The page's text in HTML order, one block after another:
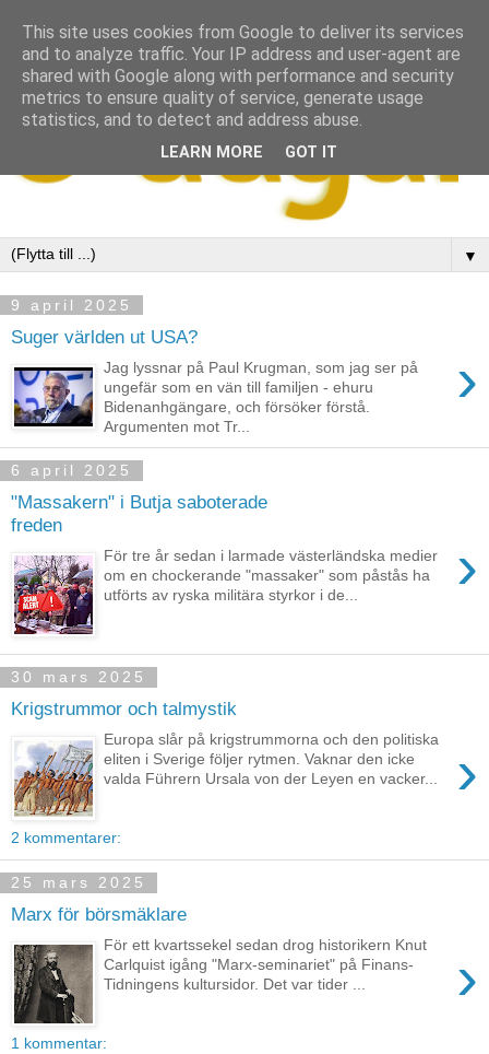
▼
9 april 2025
Suger världen ut USA?
›
Jag lyssnar på Paul Krugman, som jag ser på
ungefär som en vän till familjen - ehuru
Bidenanhgängare, och försöker förstå.
Argumenten mot Tr...
6 april 2025
"Massakern" i Butja saboterade
freden
›
För tre år sedan i larmade västerländska medier
om en chockerande "massaker" som påstås ha
utförts av ryska militära styrkor i de...
30 mars 2025
Krigstrummor och talmystik
›
Europa slår på krigstrummorna och den politiska
eliten i Sverige följer rytmen. Vaknar den icke
valda Führern Ursala von der Leyen en vacker...
2 kommentarer:
25 mars 2025
Marx för börsmäklare
›
För ett kvartssekel sedan drog historikern Knut
Carlquist igång "Marx-seminariet" på Finans-
Tidningens kultursidor. Det var tider ...
1 kommentar:
This site uses cookies from Google to deliver its services
and to analyze traffic. Your IP address and user-agent are
shared with Google along with performance and security
metrics to ensure quality of service, generate usage
statistics, and to detect and address abuse.
LEARN MORE GOT IT